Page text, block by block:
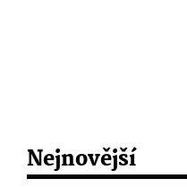
Nejnovější